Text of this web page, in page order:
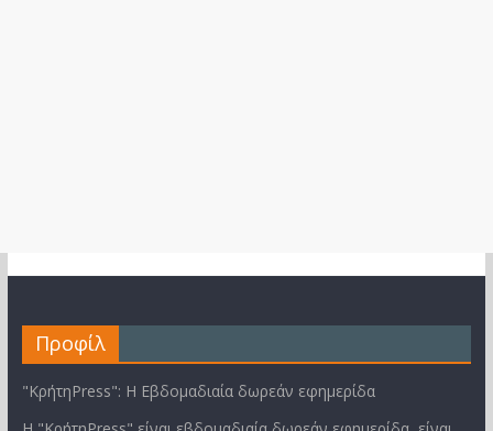
Προφίλ
"ΚρήτηPress": Η Εβδομαδιαία δωρεάν εφημερίδα